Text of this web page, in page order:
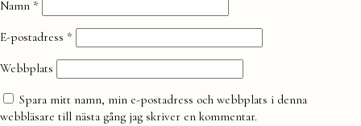
Namn *
E-postadress *
Webbplats
Spara mitt namn, min e-postadress och webbplats i denna
webbläsare till nästa gång jag skriver en kommentar.